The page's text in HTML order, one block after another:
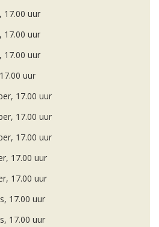
17.00 uur
17.00 uur
17.00 uur
uur
17.00 uur
17.00 uur
17.00 uur
17.00 uur
17.00 uur
17.00 uur
17.00 uur